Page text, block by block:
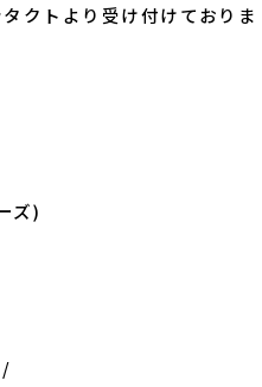
クトより受け付けておりま
ズ)